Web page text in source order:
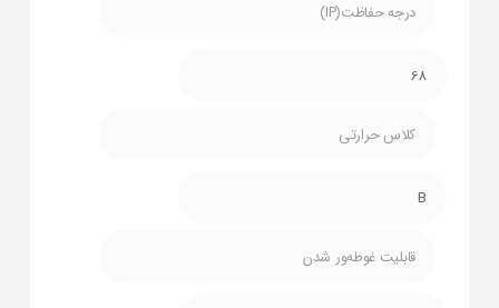
درجه حفاظت(IP)
68
کلاس حرارتی
B
قابلیت غوطه‌ور شدن